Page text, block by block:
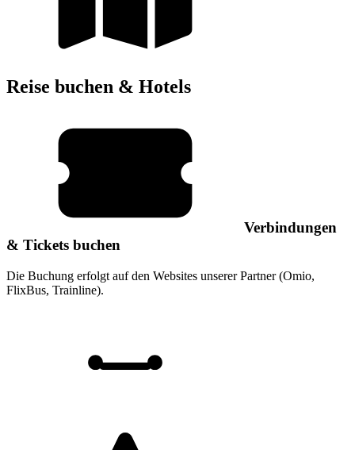
Reise buchen & Hotels
Verbindungen
& Tickets buchen
Die Buchung erfolgt auf den Websites unserer Partner (Omio,
FlixBus, Trainline).